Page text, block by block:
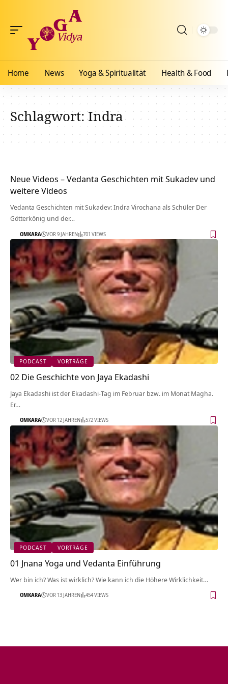
Home News Yoga & Spiritualität Health & Food
Schlagwort:Indra
Neue Videos – Vedanta Geschichten mit Sukadev und
weitere Videos
Vedanta Geschichten mit Sukadev: Indra Virochana als Schüler Der
Götterkönig und der…
OMKARA VOR 9 JAHREN 701 VIEWS
PODCAST VORTRÄGE
02 Die Geschichte von Jaya Ekadashi
Jaya Ekadashi ist der Ekadashi-Tag im Februar bzw. im Monat Magha.
Er…
OMKARA VOR 12 JAHREN 572 VIEWS
PODCAST VORTRÄGE
01 Jnana Yoga und Vedanta Einführung
Wer bin ich? Was ist wirklich? Wie kann ich die Höhere Wirklichkeit…
OMKARA VOR 13 JAHREN 454 VIEWS